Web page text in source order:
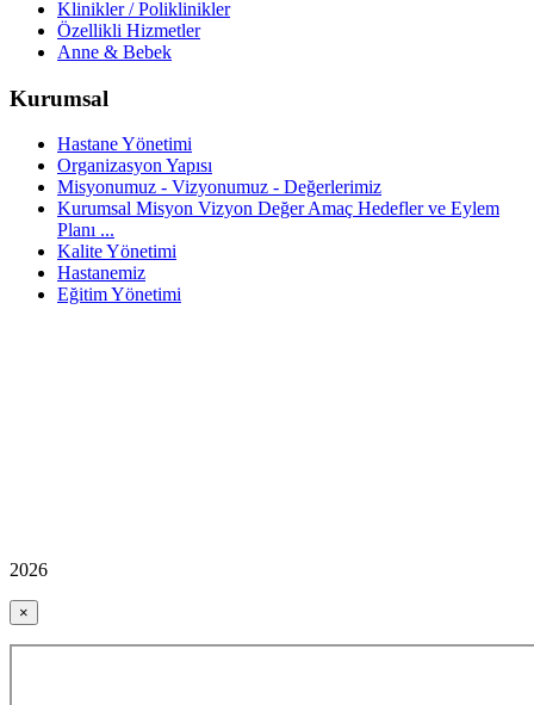
Klinikler / Poliklinikler
Özellikli Hizmetler
Anne & Bebek
Kurumsal
Hastane Yönetimi
Organizasyon Yapısı
Misyonumuz - Vizyonumuz - Değerlerimiz
Kurumsal Misyon Vizyon Değer Amaç Hedefler ve Eylem
Planı ...
Kalite Yönetimi
Hastanemiz
Eğitim Yönetimi
2026
×